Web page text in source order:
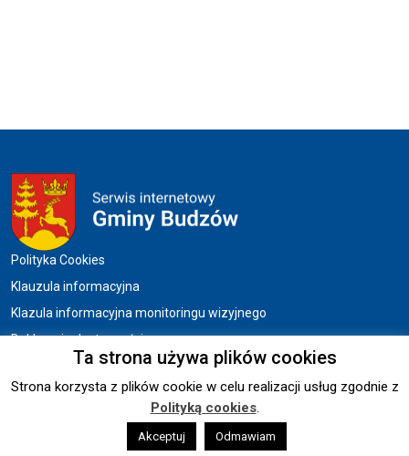
Menu w stopce
Polityka Cookies
Klauzula informacyjna
Klazula informacyjna monitoringu wizyjnego
Deklaracja dostępności
Copyright © 2026 UG BUDZÓW.
Wykonanie: sm32 STUDIO
Ta strona używa plików cookies
Strona korzysta z plików cookie w celu realizacji usług zgodnie z
Polityką cookies.
Akceptuj Odmawiam